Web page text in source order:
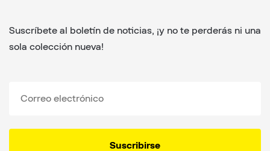
Suscríbete al boletín de noticias, ¡y no te perderás ni una
sola colección nueva!
Suscribirse